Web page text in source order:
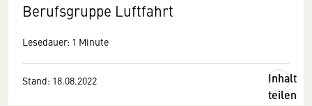
Berufsgruppe Luftfahrt
Lesedauer: 1 Minute
Stand: 18.08.2022
Inhalt
teilen